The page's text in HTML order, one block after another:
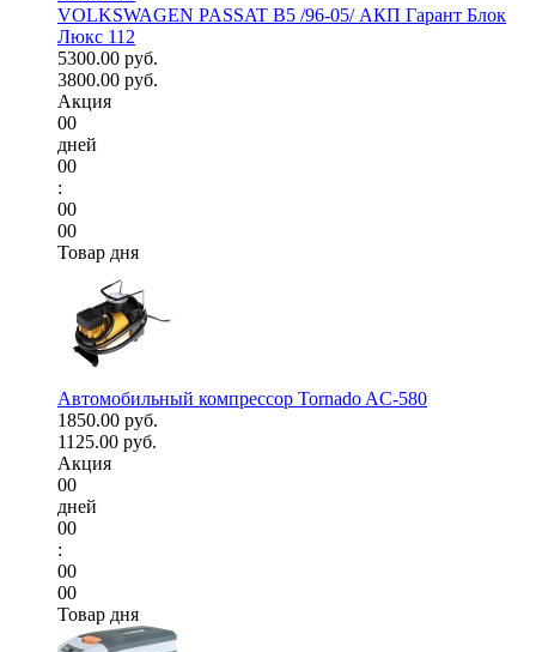
VOLKSWAGEN PASSAT B5 /96-05/ АКП Гарант Блок
Люкс 112
5300.00 руб.
3800.00 руб.
Акция
00
дней
00
:
00
00
Товар дня
Автомобильный компрессор Tornado AC-580
1850.00 руб.
1125.00 руб.
Акция
00
дней
00
:
00
00
Товар дня